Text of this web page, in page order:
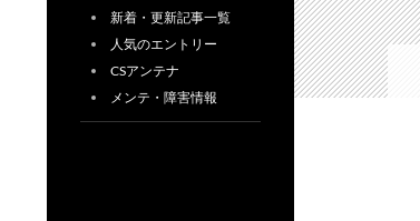
新着・更新記事一覧
人気のエントリー
CSアンテナ
メンテ・障害情報